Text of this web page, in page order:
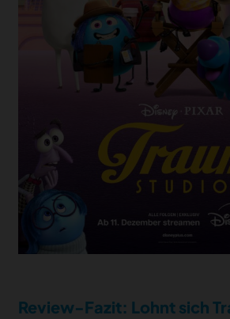
Review-Fazit: Lohnt sich